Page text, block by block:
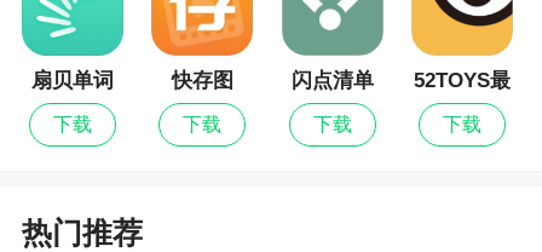
扇贝单词
英语版
下载
快存图
下载
闪点清单
下载
52TOYS最
新版
下载
热门推荐